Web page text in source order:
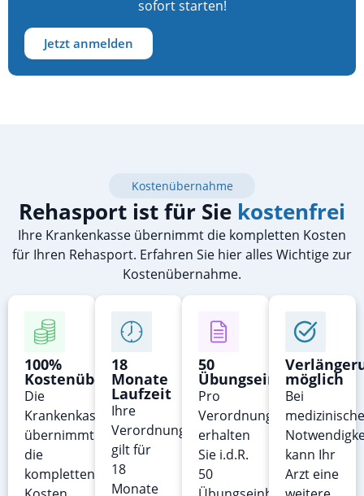
sofort starten!
Jetzt anmelden
Kostenübernahme
Rehasport ist für Sie kostenfrei
Ihre Krankenkasse übernimmt die kompletten Kosten
für Ihren Rehasport. Erfahren Sie hier alles Wichtige zur
Kostenübernahme.
100%
Kostenübernahme
Die
Krankenkasse
übernimmt
die
kompletten
18
Monate
Laufzeit
Ihre
Verordnung
gilt für
18
Monate
50
Übungseinheiten
Pro
Verordnung
erhalten
Sie i.d.R.
50
möglich
Bei
kann Ihr
Arzt eine